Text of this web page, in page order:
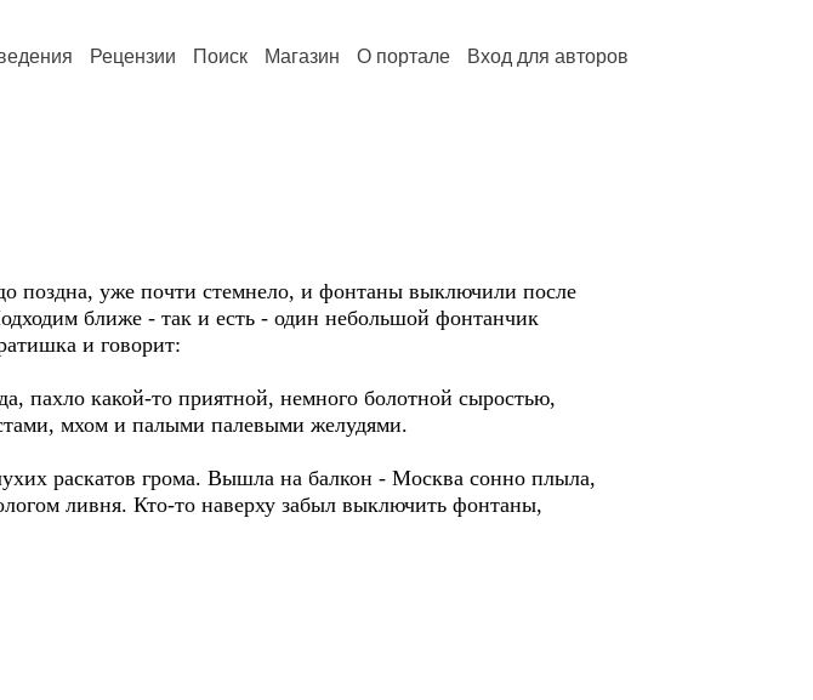
Рецензии Поиск Магазин О портале Вход для авторов
поздна, уже почти стемнело, и фонтаны выключили после
ближе - так и есть - один небольшой фонтанчик
и говорит:
пахло какой-то приятной, немного болотной сыростью,
мхом и палыми палевыми желудями.
раскатов грома. Вышла на балкон - Москва сонно плыла,
ливня. Кто-то наверху забыл выключить фонтаны,